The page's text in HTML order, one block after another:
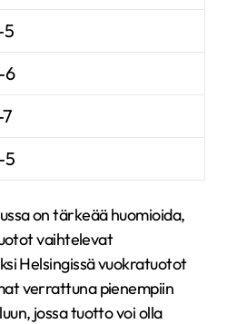
6
on tärkeää huomioida,
vaihtelevat
Helsingissä vuokratuotot
verrattuna pienempiin
jossa tuotto voi olla